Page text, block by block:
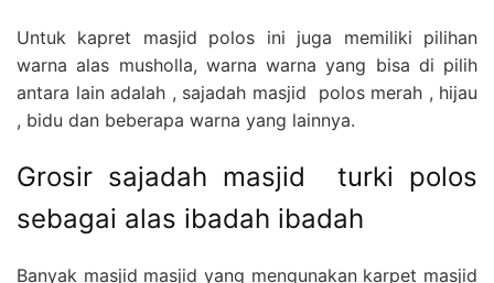
Untuk kapret masjid polos ini juga memiliki pilihan
warna alas musholla, warna warna yang bisa di pilih
antara lain adalah , sajadah masjid polos merah , hijau
, bidu dan beberapa warna yang lainnya.
Grosir sajadah masjid turki polos
sebagai alas ibadah ibadah
Banyak masjid masjid yang mengunakan karpet masjid